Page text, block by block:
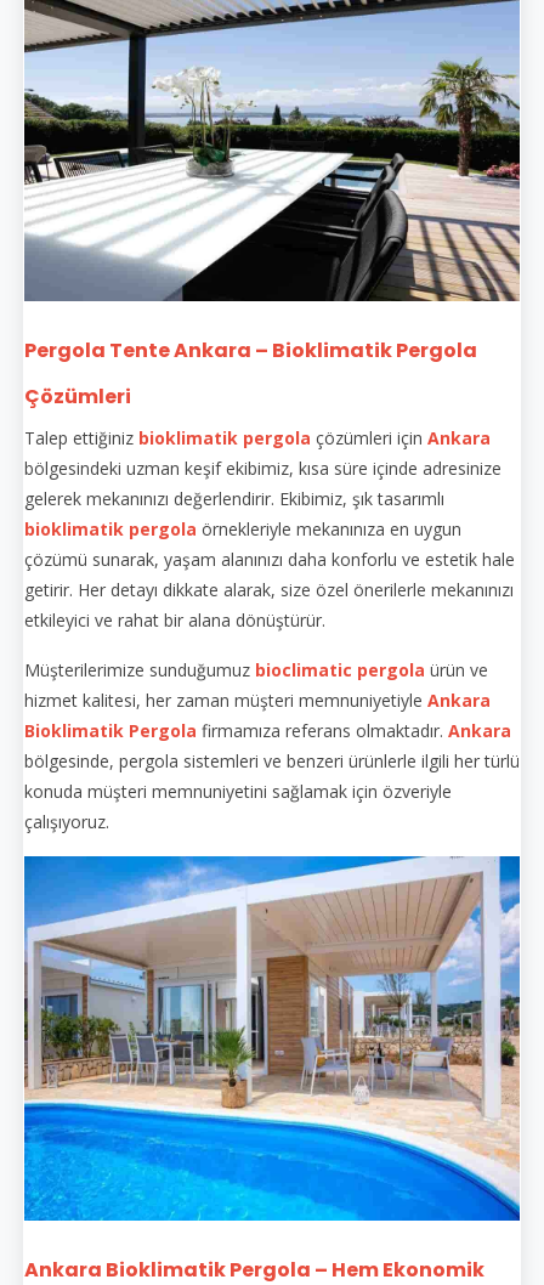
Pergola Tente Ankara – Bioklimatik Pergola
Çözümleri
Talep ettiğiniz bioklimatik pergola çözümleri için Ankara
bölgesindeki uzman keşif ekibimiz, kısa süre içinde adresinize
gelerek mekanınızı değerlendirir. Ekibimiz, şık tasarımlı
bioklimatik pergola örnekleriyle mekanınıza en uygun
çözümü sunarak, yaşam alanınızı daha konforlu ve estetik hale
getirir. Her detayı dikkate alarak, size özel önerilerle mekanınızı
etkileyici ve rahat bir alana dönüştürür.
Müşterilerimize sunduğumuz bioclimatic pergola ürün ve
hizmet kalitesi, her zaman müşteri memnuniyetiyle Ankara
Bioklimatik Pergola firmamıza referans olmaktadır. Ankara
bölgesinde, pergola sistemleri ve benzeri ürünlerle ilgili her türlü
konuda müşteri memnuniyetini sağlamak için özveriyle
çalışıyoruz.
Ankara Bioklimatik Pergola – Hem Ekonomik